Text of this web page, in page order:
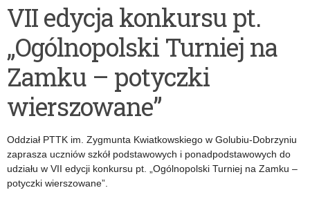
VII edycja konkursu pt.
„Ogólnopolski Turniej na
Zamku – potyczki
wierszowane”
Oddział PTTK im. Zygmunta Kwiatkowskiego w Golubiu-Dobrzyniu
zaprasza uczniów szkół podstawowych i ponadpodstawowych do
udziału w VII edycji konkursu pt. „Ogólnopolski Turniej na Zamku –
potyczki wierszowane”.
Konkurs
Plastyczny
„Święty
Mikołaj
–
człowiek
o
niezłomnej
edycja
Ogólnopolskiego
Konkursu
Młodzieży
im.
bł.
ks.